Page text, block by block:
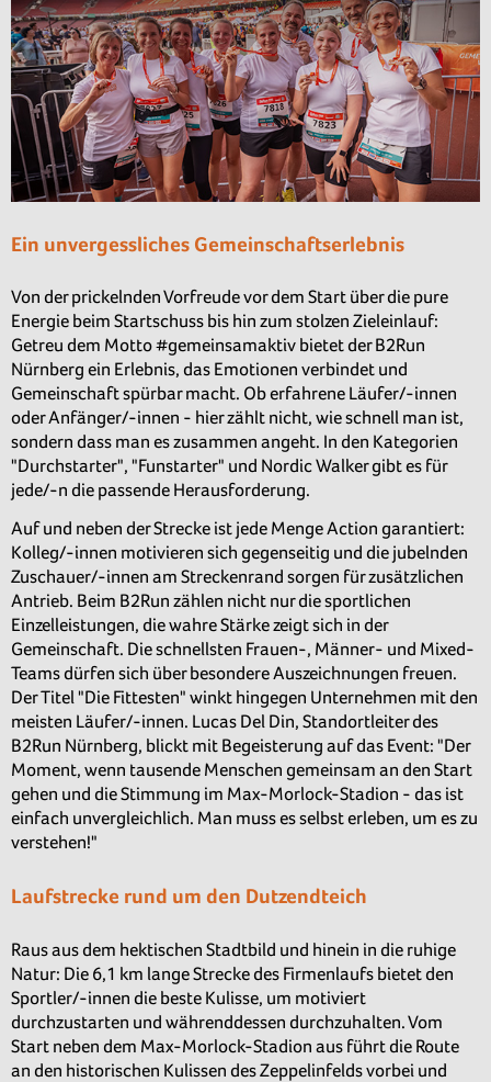
Ein unvergessliches Gemeinschaftserlebnis
Von der prickelnden Vorfreude vor dem Start über die pure
Energie beim Startschuss bis hin zum stolzen Zieleinlauf:
Getreu dem Motto #gemeinsamaktiv bietet der B2Run
Nürnberg ein Erlebnis, das Emotionen verbindet und
Gemeinschaft spürbar macht. Ob erfahrene Läufer/-innen
oder Anfänger/-innen - hier zählt nicht, wie schnell man ist,
sondern dass man es zusammen angeht. In den Kategorien
"Durchstarter", "Funstarter" und Nordic Walker gibt es für
jede/-n die passende Herausforderung.
Auf und neben der Strecke ist jede Menge Action garantiert:
Kolleg/-innen motivieren sich gegenseitig und die jubelnden
Zuschauer/-innen am Streckenrand sorgen für zusätzlichen
Antrieb. Beim B2Run zählen nicht nur die sportlichen
Einzelleistungen, die wahre Stärke zeigt sich in der
Gemeinschaft. Die schnellsten Frauen-, Männer- und Mixed-
Teams dürfen sich über besondere Auszeichnungen freuen.
Der Titel "Die Fittesten" winkt hingegen Unternehmen mit den
meisten Läufer/-innen. Lucas Del Din, Standortleiter des
B2Run Nürnberg, blickt mit Begeisterung auf das Event: "Der
Moment, wenn tausende Menschen gemeinsam an den Start
gehen und die Stimmung im Max-Morlock-Stadion - das ist
einfach unvergleichlich. Man muss es selbst erleben, um es zu
verstehen!"
Laufstrecke rund um den Dutzendteich
Raus aus dem hektischen Stadtbild und hinein in die ruhige
Natur: Die 6,1 km lange Strecke des Firmenlaufs bietet den
Sportler/-innen die beste Kulisse, um motiviert
durchzustarten und währenddessen durchzuhalten. Vom
Start neben dem Max-Morlock-Stadion aus führt die Route
an den historischen Kulissen des Zeppelinfelds vorbei und